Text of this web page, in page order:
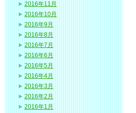
2016年11月
2016年10月
2016年9月
2016年8月
2016年7月
2016年6月
2016年5月
2016年4月
2016年3月
2016年2月
2016年1月